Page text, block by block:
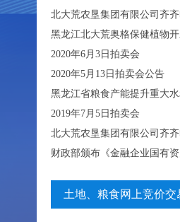
2020年6月3日拍卖会
2020年5月13日拍卖会公告
2019年7月5日拍卖会
土地、粮食网上竞价交